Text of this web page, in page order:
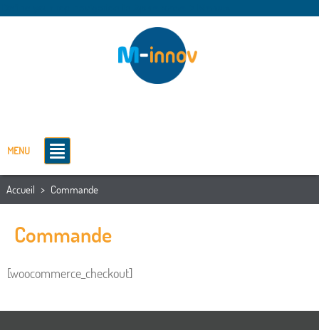
MENU
Accueil > Commande
Commande
[woocommerce_checkout]